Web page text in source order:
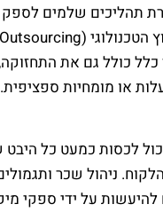
תהליכים שלמים לספק
או מומחיות
לכסות כמעט כל היבט
ניהול שכר
על ידי ספקי